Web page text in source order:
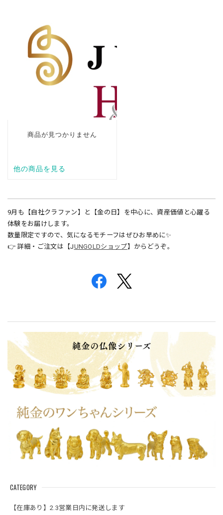
CATEGORY
【在庫あり】2.3営業日内に発送します
9月も【自社クラファン】と【金の日】を中心に、資産価値と心躍る
体験をお届けします。
数量限定ですので、気になるモチーフはぜひお早めに✨
👉 詳細・ご注文は【JUNGOLDショップ】からどうぞ。